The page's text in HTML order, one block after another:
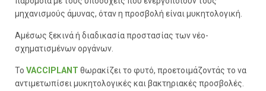
μηχανισμούς άμυνας, όταν η προσβολή είναι μυκητολογική.
Αμέσως ξεκινά ή διαδικασία προστασίας των νέο-
σχηματισμένων οργάνων.
Το VACCIPLANT θωρακίζει το φυτό, προετοιμάζοντάς το να
αντιμετωπίσει μυκητολογικές και βακτηριακές προσβολές.